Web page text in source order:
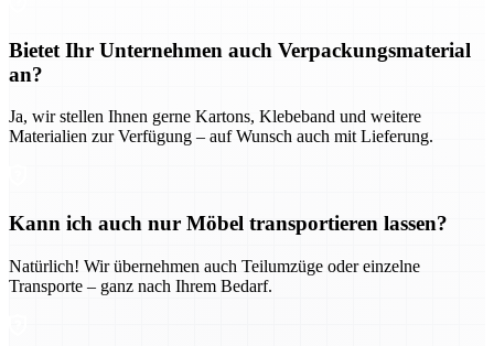
Bietet Ihr Unternehmen auch Verpackungsmaterial
an?
Ja, wir stellen Ihnen gerne Kartons, Klebeband und weitere
Materialien zur Verfügung – auf Wunsch auch mit Lieferung.
Kann ich auch nur Möbel transportieren lassen?
Natürlich! Wir übernehmen auch Teilumzüge oder einzelne
Transporte – ganz nach Ihrem Bedarf.